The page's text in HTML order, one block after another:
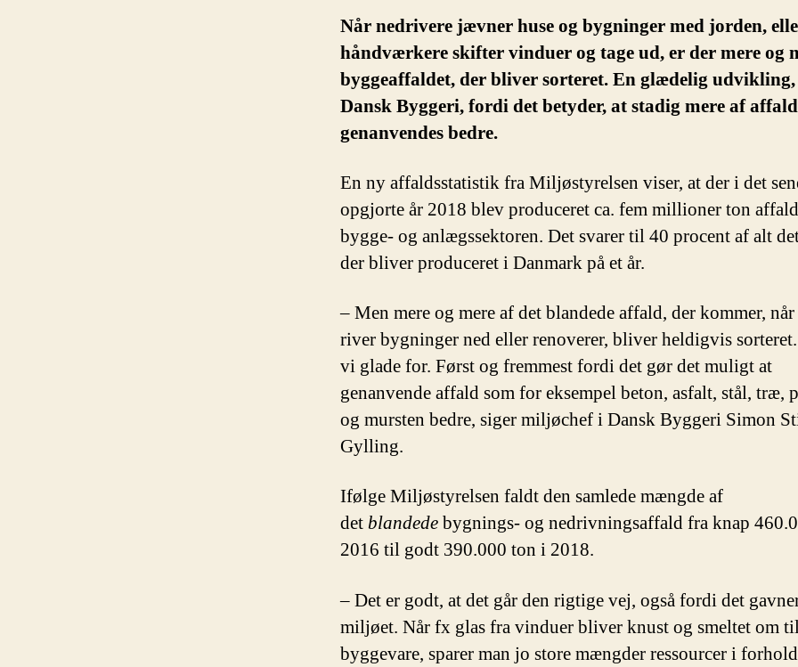
Når nedrivere jævner huse og bygninger med jorden,
håndværkere skifter vinduer og tage ud, er der mere og
byggeaffaldet, der bliver sorteret. En glædelig udvikling,
Dansk Byggeri, fordi det betyder, at stadig mere af
genanvendes bedre.
En ny affaldsstatistik fra Miljøstyrelsen viser, at der i det
opgjorte år 2018 blev produceret ca. fem millioner ton
bygge- og anlægssektoren. Det svarer til 40 procent af alt
der bliver produceret i Danmark på et år.
– Men mere og mere af det blandede affald, der kommer, når
river bygninger ned eller renoverer, bliver heldigvis
vi glade for. Først og fremmest fordi det gør det muligt at
genanvende affald som for eksempel beton, asfalt, stål, træ,
og mursten bedre, siger miljøchef i Dansk Byggeri Simon
Gylling.
Ifølge Miljøstyrelsen faldt den samlede mængde af
detblandedebygnings- og nedrivningsaffald fra knap
2016 til godt 390.000 ton i 2018.
– Det er godt, at det går den rigtige vej, også fordi det
miljøet. Når fx glas fra vinduer bliver knust og smeltet om
byggevare, sparer man jo store mængder ressourcer i